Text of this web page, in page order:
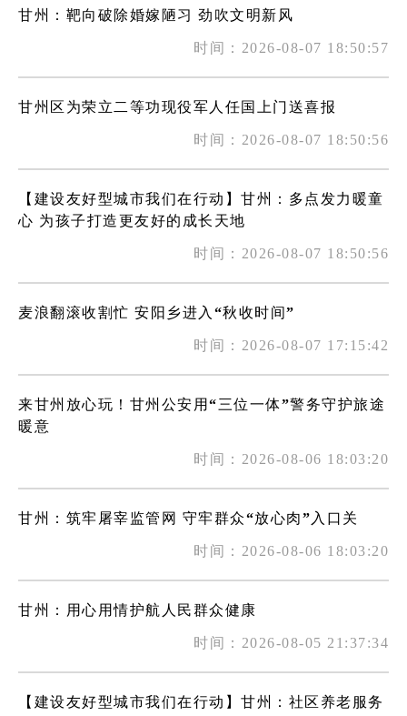
甘州：靶向破除婚嫁陋习 劲吹文明新风
时间：2026-08-07 18:50:57
甘州区为荣立二等功现役军人任国上门送喜报
时间：2026-08-07 18:50:56
【建设友好型城市我们在行动】甘州：多点发力暖童
心 为孩子打造更友好的成长天地
时间：2026-08-07 18:50:56
麦浪翻滚收割忙 安阳乡进入“秋收时间”
时间：2026-08-07 17:15:42
来甘州放心玩！甘州公安用“三位一体”警务守护旅途
暖意
时间：2026-08-06 18:03:20
甘州：筑牢屠宰监管网 守牢群众“放心肉”入口关
时间：2026-08-06 18:03:20
甘州：用心用情护航人民群众健康
时间：2026-08-05 21:37:34
【建设友好型城市我们在行动】甘州：社区养老服务